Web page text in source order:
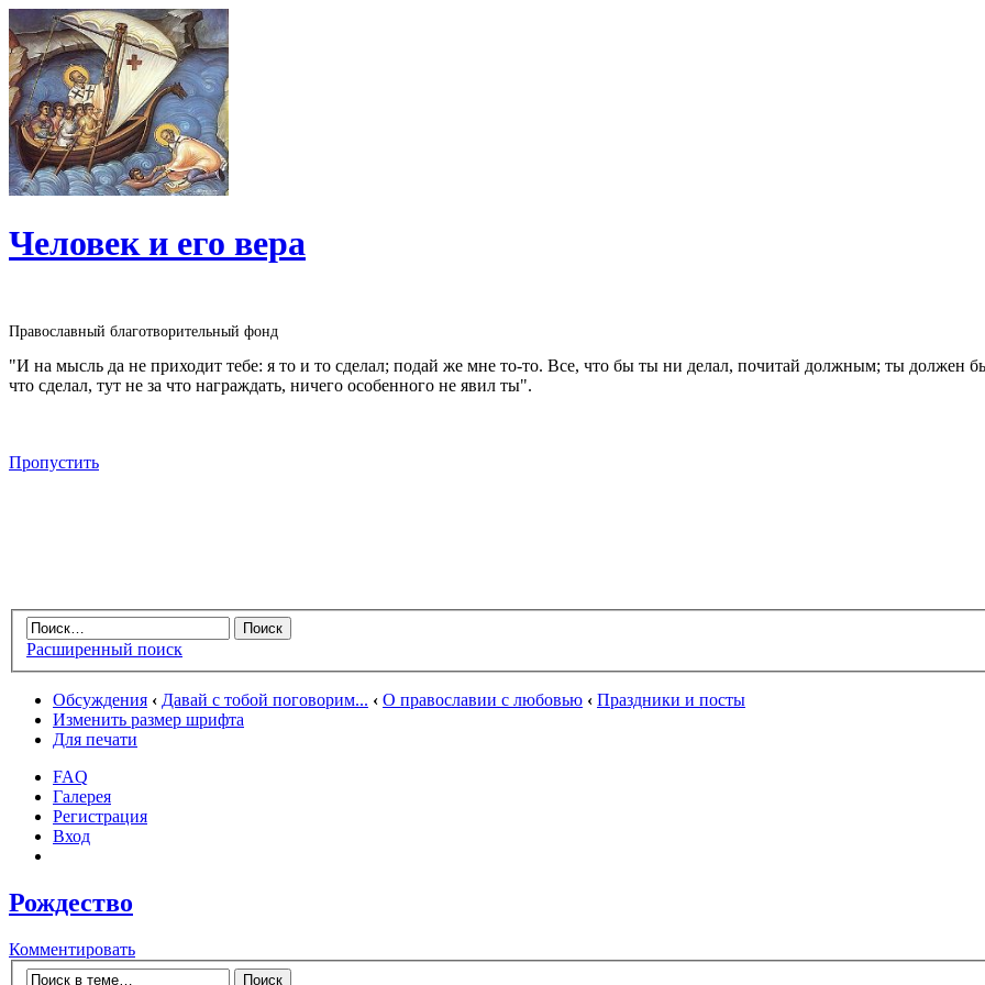
Человек и его вера
Православный благотворительный фонд
"И на мысль да не приходит тебе: я то и то сделал; подай же мне то-то. Все, что бы ты ни делал, почитай должным; ты должен
что сделал, тут не за что награждать, ничего особенного не явил ты".
Пропустить
Расширенный поиск
Обсуждения ‹ Давай с тобой поговорим... ‹ О православии с любовью ‹ Праздники и посты
Изменить размер шрифта
Для печати
FAQ
Галерея
Регистрация
Вход
Рождество
Комментировать